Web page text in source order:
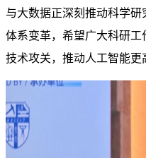
与大数据正深刻推动科学
体系变革，希望广大科研
技术攻关，推动人工智能更